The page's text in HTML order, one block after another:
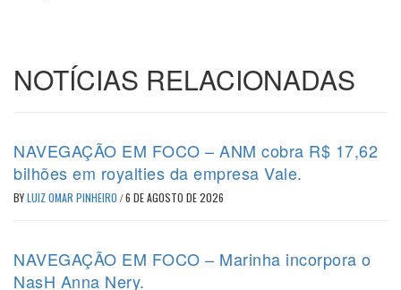
NOTÍCIAS RELACIONADAS
NAVEGAÇÃO EM FOCO – ANM cobra R$ 17,62
bilhões em royalties da empresa Vale.
BYLUIZ OMAR PINHEIRO /6 DE AGOSTO DE 2026
NAVEGAÇÃO EM FOCO – Marinha incorpora o
NasH Anna Nery.